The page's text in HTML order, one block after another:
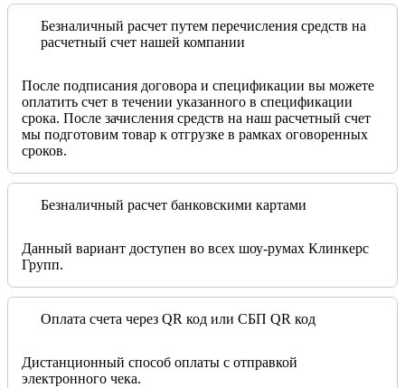
Безналичный расчет путем перечисления средств на
расчетный счет нашей компании
После подписания договора и спецификации вы можете
оплатить счет в течении указанного в спецификации
срока. После зачисления средств на наш расчетный счет
мы подготовим товар к отгрузке в рамках оговоренных
сроков.
Безналичный расчет банковскими картами
Данный вариант доступен во всех шоу-румах Клинкерс
Групп.
Оплата счета через QR код или СБП QR код
Дистанционный способ оплаты с отправкой
электронного чека.